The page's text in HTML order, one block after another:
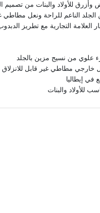
وأزرق للأولاد والبنات من تصميم
الناعم للراحة ونعل مطاطي
العلامة التجارية مع تطريز
علوي من نسيج مزين بالجلد
خارجي مطاطي غير قابل للانزلاق
في إيطاليا
للأولاد والبنات